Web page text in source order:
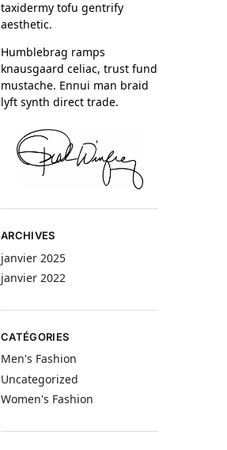
taxidermy tofu gentrify
aesthetic.
Humblebrag ramps
knausgaard celiac, trust fund
mustache. Ennui man braid
lyft synth direct trade.
ARCHIVES
janvier 2025
janvier 2022
CATÉGORIES
Men's Fashion
Uncategorized
Women's Fashion